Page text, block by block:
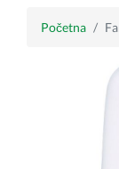
Početna